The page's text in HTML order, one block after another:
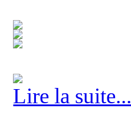
Lire la suite...